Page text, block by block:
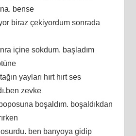
bense
biraz çekiyordum sonrada
içine sokdum. başladım
yayları hırt hırt ses
zevke
boşaldım. boşaldıkdan
ben banyoya gidip